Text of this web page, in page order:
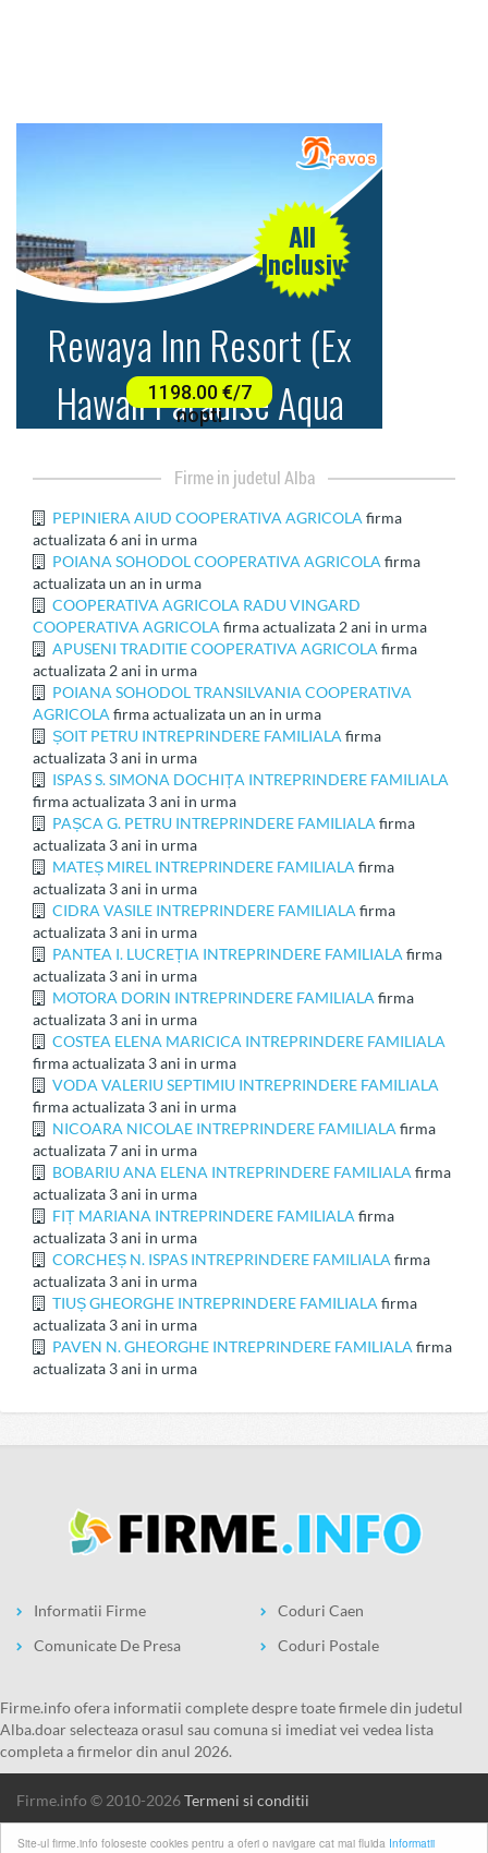
Site-ul firme.info foloseste cookies pentru a oferi o navigare cat mai fluida Informatii
firme in judetul Alba
PEPINIERA AIUD COOPERATIVA AGRICOLA firma
actualizata 6 ani in urma
POIANA SOHODOL COOPERATIVA AGRICOLA firma
actualizata un an in urma
COOPERATIVA AGRICOLA RADU VINGARD
COOPERATIVA AGRICOLA firma actualizata 2 ani in urma
APUSENI TRADITIE COOPERATIVA AGRICOLA firma
actualizata 2 ani in urma
POIANA SOHODOL TRANSILVANIA COOPERATIVA
AGRICOLA firma actualizata un an in urma
ȘOIT PETRU INTREPRINDERE FAMILIALA firma
actualizata 3 ani in urma
ISPAS S. SIMONA DOCHIȚA INTREPRINDERE FAMILIALA
firma actualizata 3 ani in urma
PAȘCA G. PETRU INTREPRINDERE FAMILIALA firma
actualizata 3 ani in urma
MATEȘ MIREL INTREPRINDERE FAMILIALA firma
actualizata 3 ani in urma
CIDRA VASILE INTREPRINDERE FAMILIALA firma
actualizata 3 ani in urma
PANTEA I. LUCREȚIA INTREPRINDERE FAMILIALA firma
actualizata 3 ani in urma
MOTORA DORIN INTREPRINDERE FAMILIALA firma
actualizata 3 ani in urma
COSTEA ELENA MARICICA INTREPRINDERE FAMILIALA
firma actualizata 3 ani in urma
VODA VALERIU SEPTIMIU INTREPRINDERE FAMILIALA
firma actualizata 3 ani in urma
NICOARA NICOLAE INTREPRINDERE FAMILIALA firma
actualizata 7 ani in urma
BOBARIU ANA ELENA INTREPRINDERE FAMILIALA firma
actualizata 3 ani in urma
FIȚ MARIANA INTREPRINDERE FAMILIALA firma
actualizata 3 ani in urma
CORCHEȘ N. ISPAS INTREPRINDERE FAMILIALA firma
actualizata 3 ani in urma
TIUȘ GHEORGHE INTREPRINDERE FAMILIALA firma
actualizata 3 ani in urma
PAVEN N. GHEORGHE INTREPRINDERE FAMILIALA firma
actualizata 3 ani in urma
Informatii Firme
Comunicate De Presa
Coduri Caen
Coduri Postale
firme.info ofera informatii complete despre toate firmele din judetul
Alba.doar selecteaza orasul sau comuna si imediat vei vedea lista
completa a firmelor din anul 2026.
firme.info © 2010-2026Termeni si conditii
1 2 3 4 5 6 7 8 9 10